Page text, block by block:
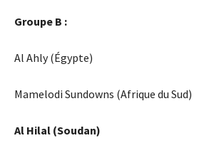
Groupe B :
Al Ahly (Égypte)
Mamelodi Sundowns (Afrique du Sud)
Al Hilal (Soudan)